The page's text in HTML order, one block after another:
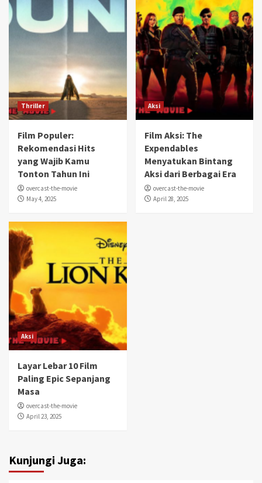
Thriller
Film Populer:
Rekomendasi Hits
yang Wajib Kamu
Tonton Tahun Ini
overcast-the-movie
May 4, 2025
Aksi
Film Aksi: The
Expendables
Menyatukan Bintang
Aksi dari Berbagai Era
overcast-the-movie
April 28, 2025
Aksi
Layar Lebar 10 Film
Paling Epic Sepanjang
Masa
overcast-the-movie
April 23, 2025
Kunjungi Juga: